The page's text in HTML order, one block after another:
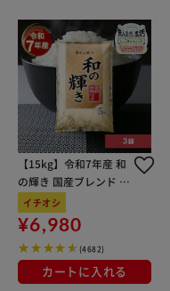
【15kg】令和7年産 和
の輝き 国産ブレンド 5
kg×3袋
イチオシ
¥6,980
(4682)
カートに入れる